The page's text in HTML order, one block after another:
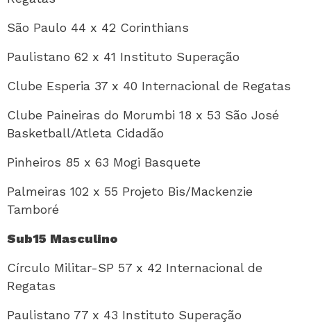
São Paulo 44 x 42 Corinthians
Paulistano 62 x 41 Instituto Superação
Clube Esperia 37 x 40 Internacional de Regatas
Clube Paineiras do Morumbi 18 x 53 São José
Basketball/Atleta Cidadão
Pinheiros 85 x 63 Mogi Basquete
Palmeiras 102 x 55 Projeto Bis/Mackenzie
Tamboré
Sub15 Masculino
Círculo Militar-SP 57 x 42 Internacional de
Regatas
Paulistano 77 x 43 Instituto Superação